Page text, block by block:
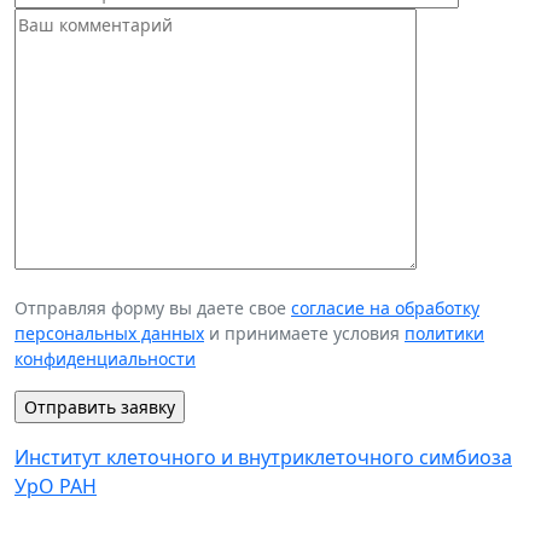
Отправляя форму вы даете свое согласие на обработку
персональных данных и принимаете условия политики
конфиденциальности
Институт клеточного и внутриклеточного симбиоза
УрО РАН